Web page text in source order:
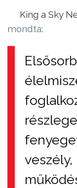
King a Sky
mondta:
veszély,